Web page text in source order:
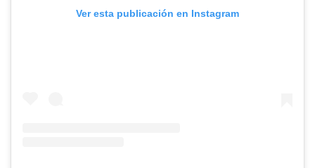
Ver esta publicación en Instagram